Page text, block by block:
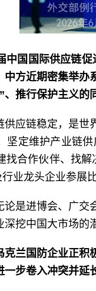
中国国际供应链
中方近期密集举
推行保护主义
应链稳定，是
坚定维护产业链
找合作伙伴、找
业龙头企业参展
论是进博会、广
挖中国大市场
兰国防企业正
步卷入冲突并